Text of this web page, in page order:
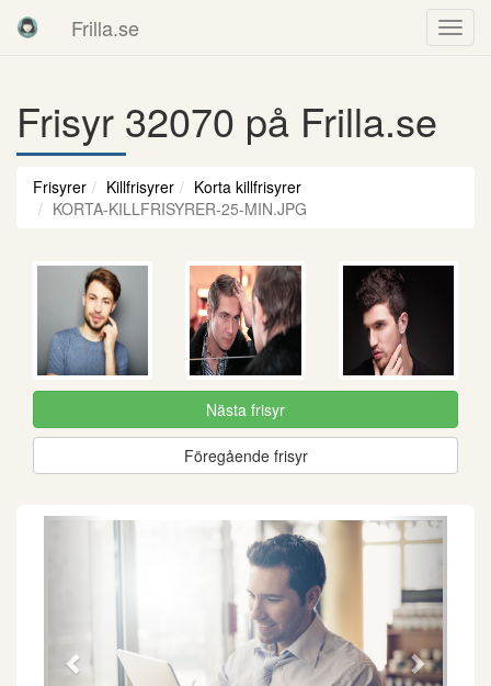
Frilla.se
Frisyr 32070 på Frilla.se
Frisyrer Killfrisyrer
Korta killfrisyrer
KORTA-KILLFRISYRER-25-MIN.JPG
Nästa frisyr
Föregående frisyr
Föregående